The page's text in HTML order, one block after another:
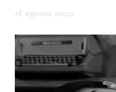
18 agosto 2020